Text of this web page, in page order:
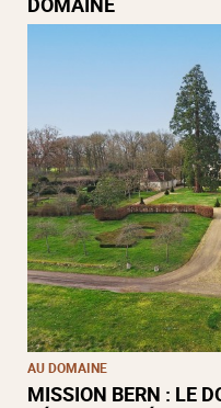
AU DOMAINE
MISSION BERN : LE